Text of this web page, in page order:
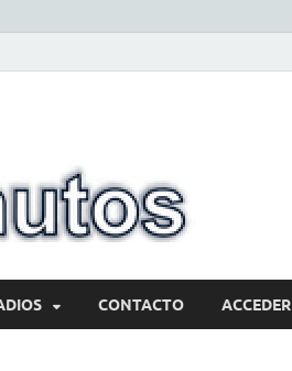
CONTACTO ACCEDER